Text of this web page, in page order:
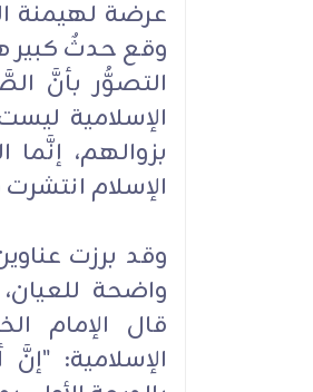
عرضة لهيمنة
وقع حدثٌ كبير
التصوُّر بأنَّ
الإسلامية
بزوالهم،
الإسلام انتشرت
وقد برزت
واضحة
قال الإمام
الإسلامية: